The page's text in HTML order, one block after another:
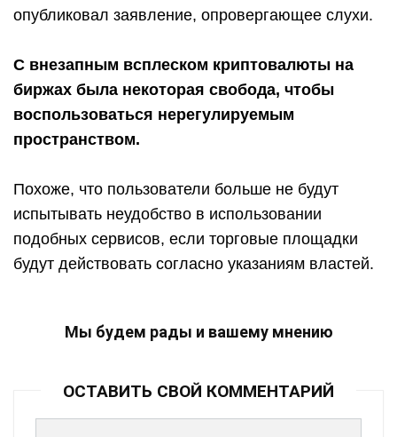
опубликовал заявление, опровергающее слухи.
С внезапным всплеском криптовалюты на
биржах была некоторая свобода, чтобы
воспользоваться нерегулируемым
пространством.
Похоже, что пользователи больше не будут
испытывать неудобство в использовании
подобных сервисов, если торговые площадки
будут действовать согласно указаниям властей.
Мы будем рады и вашему мнению
ОСТАВИТЬ СВОЙ КОММЕНТАРИЙ